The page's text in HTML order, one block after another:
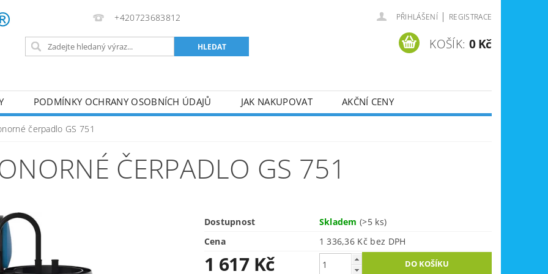
+420723683812 PŘIHLÁŠENÍ | REGISTRACE
KOŠÍK: 0 Kč
PODMÍNKY OCHRANY OSOBNÍCH ÚDAJŮ JAK NAKUPOVAT
AKČNÍ CENY
AKUMULÁTOROVÉ NÁŘADÍ
RUČNÍ NÁŘADÍ AKU NÁŘADÍ STAVEBNÍ STROJE
ÚKLIDOVÁ TECHNIKA
čerpadlo GS 751
ČERPADLO GS 751
Dostupnost Skladem(>5 ks)
Cena
1 336,36 Kč bez DPH
1 617 Kč